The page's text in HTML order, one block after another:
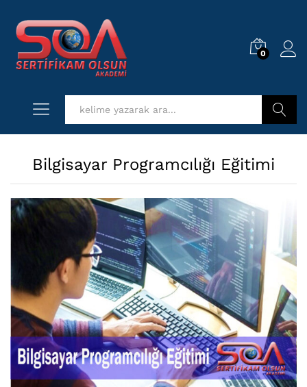
0
Bilgisayar Programcılığı Eğitimi